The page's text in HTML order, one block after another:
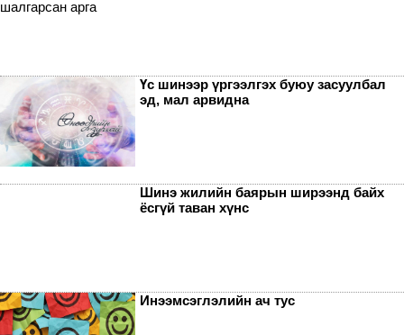
Үс шинээр үргээлгэх буюу засуулбал
эд, мал арвидна
Шинэ жилийн баярын ширээнд байх
ёсгүй таван хүнс
Инээмсэглэлийн ач тус